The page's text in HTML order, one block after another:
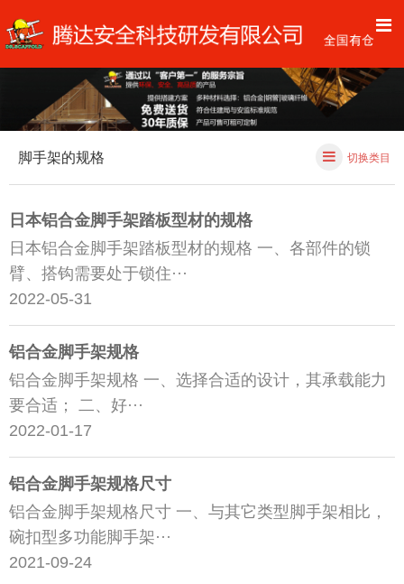
脚手架的规格 切换类目
日本铝合金脚手架踏板型材的规格
日本铝合金脚手架踏板型材的规格 一、各部件的锁
臂、搭钩需要处于锁住···
2022-05-31
铝合金脚手架规格
铝合金脚手架规格 一、选择合适的设计，其承载能力
要合适； 二、好···
2022-01-17
铝合金脚手架规格尺寸
铝合金脚手架规格尺寸 一、与其它类型脚手架相比，
碗扣型多功能脚手架···
2021-09-24